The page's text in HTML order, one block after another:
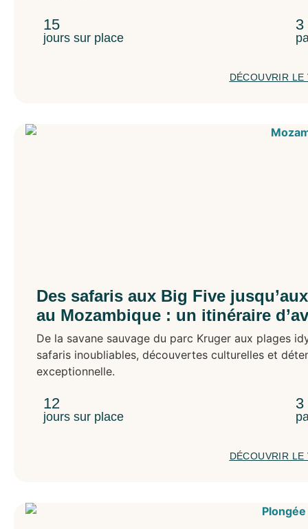
15
jours sur place
DÉCOUVRIR LE
Des safaris aux Big Five
au Mozambique : un itinéraire
De la savane sauvage du parc Kruger aux plages
safaris inoubliables, découvertes culturelles et
exceptionnelle.
12
jours sur place
DÉCOUVRIR LE